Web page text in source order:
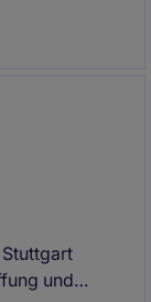
zu
bei.
und